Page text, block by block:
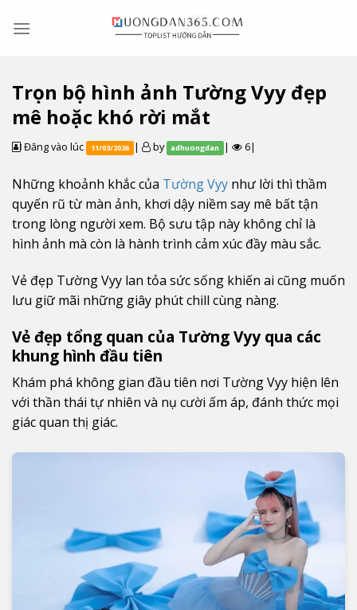
Trọn bộ hình ảnh Tường Vyy đẹp
mê hoặc khó rời mắt
Đăng vào lúc 11/03/2026 | by adhuongdan | 6|
Những khoảnh khắc của Tường Vyy như lời thì thầm
quyến rũ từ màn ảnh, khơi dậy niềm say mê bất tận
trong lòng người xem. Bộ sưu tập này không chỉ là
hình ảnh mà còn là hành trình cảm xúc đầy màu sắc.
Vẻ đẹp Tường Vyy lan tỏa sức sống khiến ai cũng muốn
lưu giữ mãi những giây phút chill cùng nàng.
Vẻ đẹp tổng quan của Tường Vyy qua các
khung hình đầu tiên
Khám phá không gian đầu tiên nơi Tường Vyy hiện lên
với thần thái tự nhiên và nụ cười ấm áp, đánh thức mọi
giác quan thị giác.